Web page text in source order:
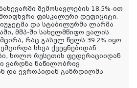
შემოსავლების 18.5%-ით
ფისკალური დეფიციტი.
და სტაბილურმა ლარმა
მშპ-ში სახელმწიფო ვალის
რაც გასულ წელს 39.2% იყო.
სხვა ქვეყნებიდან
ხოლო რუსეთის ფედერაციიდან
ვარდნა ნაწილობრივ
და ევროპიდან გაზრდილმა